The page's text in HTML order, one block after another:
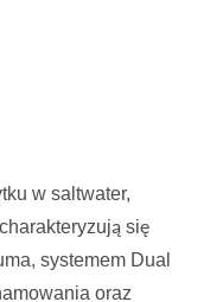
w saltwater,
się
systemem Dual
oraz